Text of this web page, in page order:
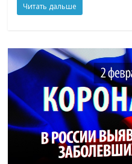
Читать дальше